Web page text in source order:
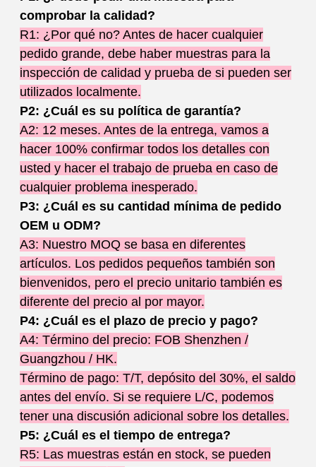
comprobar la calidad?
R1: ¿Por qué no? Antes de hacer cualquier
pedido grande, debe haber muestras para la
inspección de calidad y prueba de si pueden ser
utilizados localmente.
P2: ¿Cuál es su política de garantía?
A2: 12 meses. Antes de la entrega, vamos a
hacer 100% confirmar todos los detalles con
usted y hacer el trabajo de prueba en caso de
cualquier problema inesperado.
P3: ¿Cuál es su cantidad mínima de pedido
OEM u ODM?
A3: Nuestro MOQ se basa en diferentes
artículos. Los pedidos pequeños también son
bienvenidos, pero el precio unitario también es
diferente del precio al por mayor.
P4: ¿Cuál es el plazo de precio y pago?
A4: Término del precio: FOB Shenzhen /
Guangzhou / HK.
Término de pago: T/T, depósito del 30%, el saldo
antes del envío. Si se requiere L/C, podemos
tener una discusión adicional sobre los detalles.
P5: ¿Cuál es el tiempo de entrega?
R5: Las muestras están en stock, se pueden